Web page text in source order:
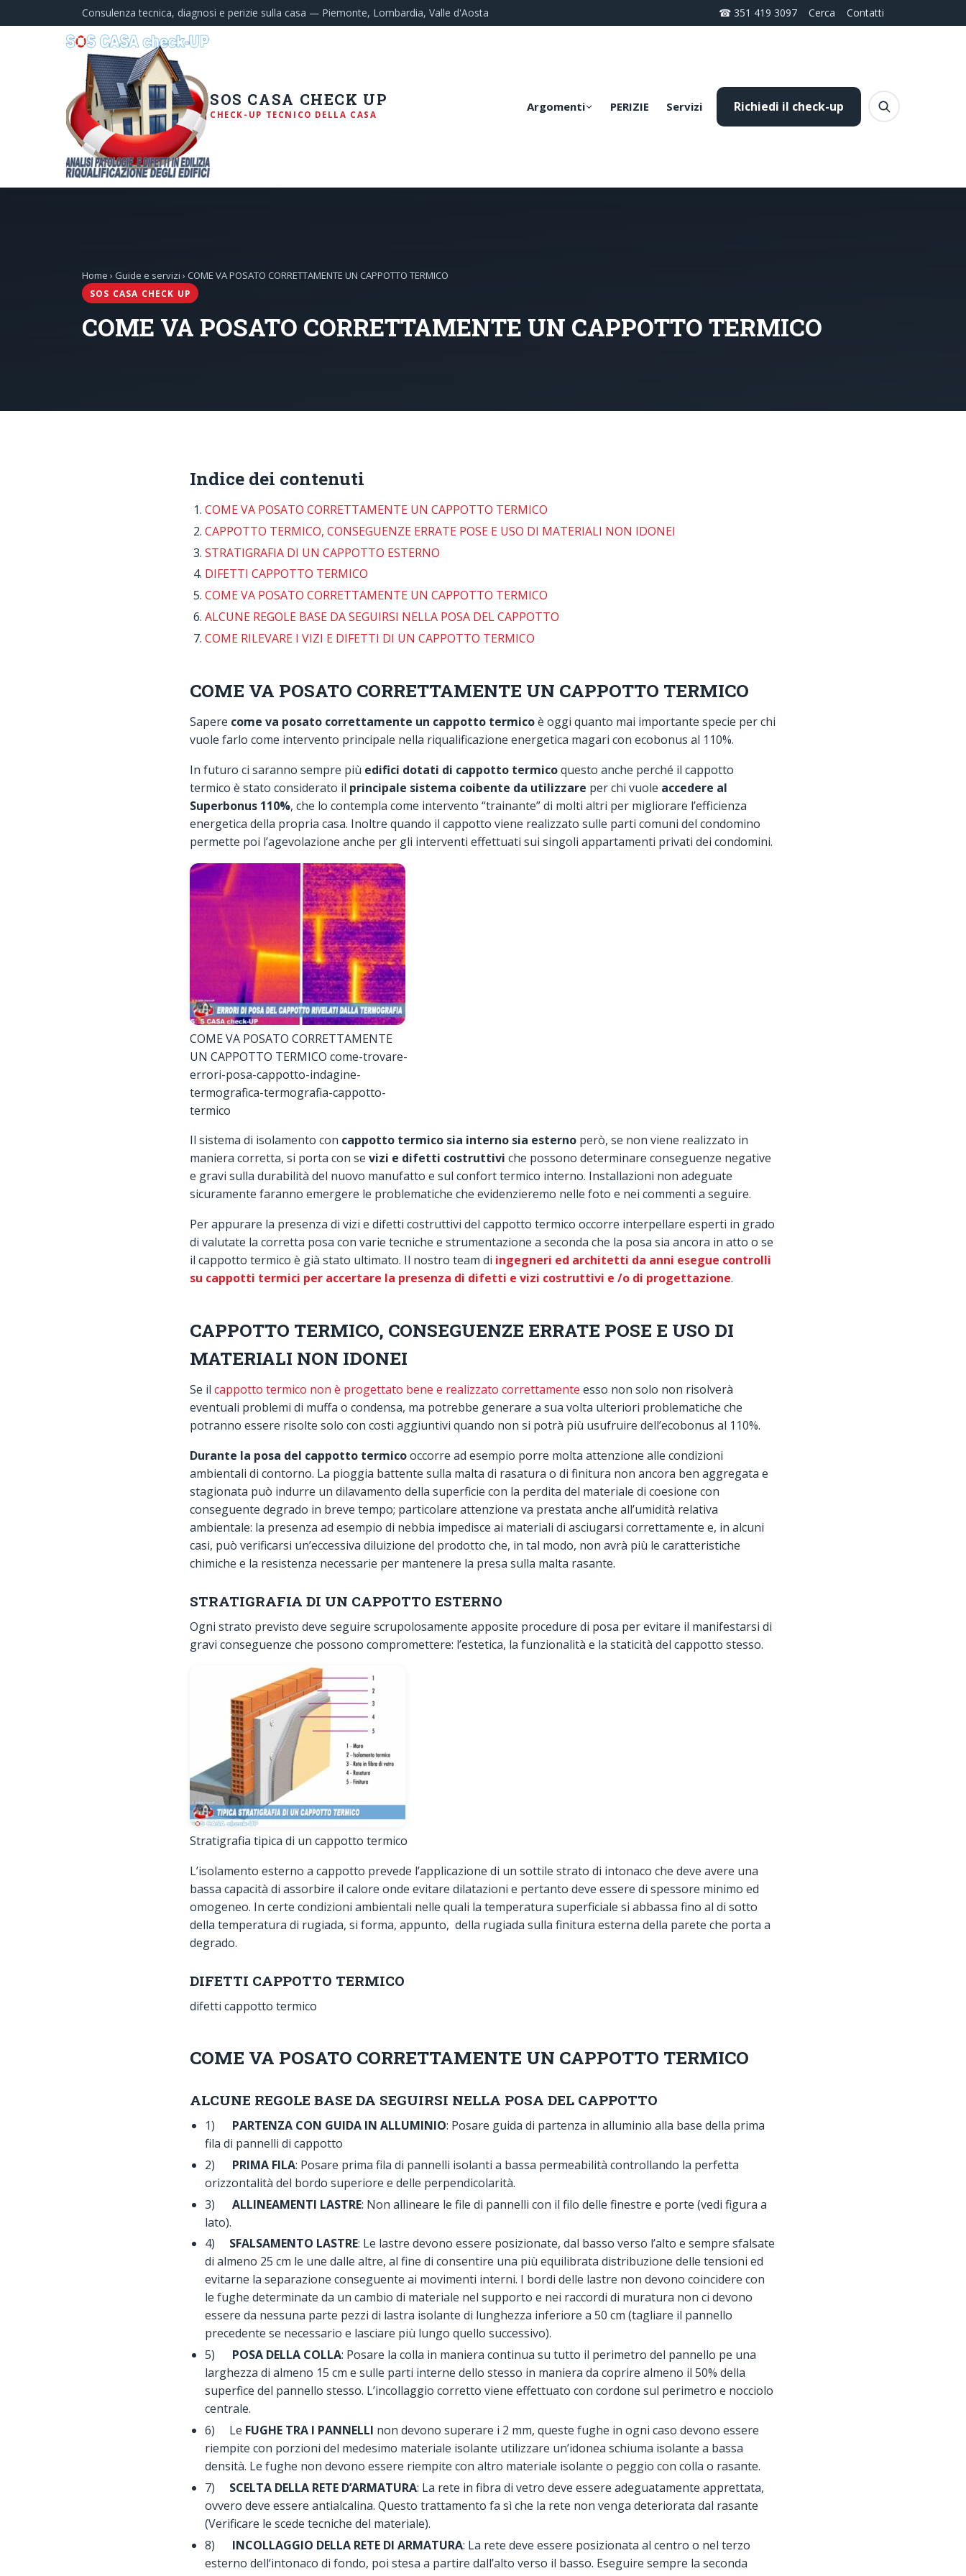
Consulenza tecnica, diagnosi e perizie sulla casa — Piemonte, Lombardia, Valle d'Aosta ☎ 351 419 3097 Cerca Contatti
SOS CASA CHECK UP
CHECK-UP TECNICO DELLA CASA
Argomenti PERIZIE Servizi Richiedi il check-up
Home › Guide e servizi › COME VA POSATO CORRETTAMENTE UN CAPPOTTO TERMICO
SOS CASA CHECK UP
COME VA POSATO CORRETTAMENTE UN CAPPOTTO TERMICO
Indice dei contenuti
COME VA POSATO CORRETTAMENTE UN CAPPOTTO TERMICO
CAPPOTTO TERMICO, CONSEGUENZE ERRATE POSE E USO DI MATERIALI NON IDONEI
STRATIGRAFIA DI UN CAPPOTTO ESTERNO
DIFETTI CAPPOTTO TERMICO
COME VA POSATO CORRETTAMENTE UN CAPPOTTO TERMICO
ALCUNE REGOLE BASE DA SEGUIRSI NELLA POSA DEL CAPPOTTO
COME RILEVARE I VIZI E DIFETTI DI UN CAPPOTTO TERMICO
COME VA POSATO CORRETTAMENTE UN CAPPOTTO TERMICO
Sapere come va posato correttamente un cappotto termicoè oggi quanto mai importante specie per chi
vuole farlo come intervento principale nella riqualificazione energetica magari con ecobonus al 110%.
In futuro ci saranno sempre più edifici dotati di cappotto termicoquesto anche perché il cappotto
termico è stato considerato il principale sistema coibente da utilizzare per chi vuole accedere al
Superbonus 110%, che lo contempla come intervento “trainante” di molti altri per migliorare l’efficienza
energetica della propria casa. Inoltre quando il cappotto viene realizzato sulle parti comuni del condomino
permette poi l’agevolazione anche per gli interventi effettuati sui singoli appartamenti privati dei condomini.
COME VA POSATO CORRETTAMENTE
UN CAPPOTTO TERMICO come-trovare-
errori-posa-cappotto-indagine-
termografica-termografia-cappotto-
termico
Il sistema di isolamento con cappotto termico sia interno sia esterno però, se non viene realizzato in
maniera corretta, si porta con se vizi e difetti costruttivi che possono determinare conseguenze negative
e gravi sulla durabilità del nuovo manufatto e sul confort termico interno. Installazioni non adeguate
sicuramente faranno emergere le problematiche che evidenzieremo nelle foto e nei commenti a seguire.
Per appurare la presenza di vizi e difetti costruttivi del cappotto termico occorre interpellare esperti in grado
di valutate la corretta posa con varie tecniche e strumentazione a seconda che la posa sia ancora in atto o se
il cappotto termico è già stato ultimato. Il nostro team di ingegneri ed architetti da anni esegue controlli
su cappotti termici per accertare la presenza di difetti e vizi costruttivi e /o di progettazione.
CAPPOTTO TERMICO, CONSEGUENZE ERRATE POSE E USO DI
MATERIALI NON IDONEI
Se il cappotto termico non è progettato bene e realizzato correttamente esso non solo non risolverà
eventuali problemi di muffa o condensa, ma potrebbe generare a sua volta ulteriori problematiche che
potranno essere risolte solo con costi aggiuntivi quando non si potrà più usufruire dell’ecobonus al 110%.
Durante la posa del cappotto termicooccorre ad esempio porre molta attenzione alle condizioni
ambientali di contorno. La pioggia battente sulla malta di rasatura o di finitura non ancora ben aggregata e
stagionata può indurre un dilavamento della superficie con la perdita del materiale di coesione con
conseguente degrado in breve tempo; particolare attenzione va prestata anche all’umidità relativa
ambientale: la presenza ad esempio di nebbia impedisce ai materiali di asciugarsi correttamente e, in alcuni
casi, può verificarsi un’eccessiva diluizione del prodotto che, in tal modo, non avrà più le caratteristiche
chimiche e la resistenza necessarie per mantenere la presa sulla malta rasante.
STRATIGRAFIA DI UN CAPPOTTO ESTERNO
Ogni strato previsto deve seguire scrupolosamente apposite procedure di posa per evitare il manifestarsi di
gravi conseguenze che possono compromettere: l’estetica, la funzionalità e la staticità del cappotto stesso.
Stratigrafia tipica di un cappotto termico
L’isolamento esterno a cappotto prevede l’applicazione di un sottile strato di intonaco che deve avere una
bassa capacità di assorbire il calore onde evitare dilatazioni e pertanto deve essere di spessore minimo ed
omogeneo. In certe condizioni ambientali nelle quali la temperatura superficiale si abbassa fino al di sotto
della temperatura di rugiada, si forma, appunto, della rugiada sulla finitura esterna della parete che porta a
degrado.
DIFETTI CAPPOTTO TERMICO
difetti cappotto termico
COME VA POSATO CORRETTAMENTE UN CAPPOTTO TERMICO
ALCUNE REGOLE BASE DA SEGUIRSI NELLA POSA DEL CAPPOTTO
1) PARTENZA CON GUIDA IN ALLUMINIO: Posare guida di partenza in alluminio alla base della prima
fila di pannelli di cappotto
2) PRIMA FILA: Posare prima fila di pannelli isolanti a bassa permeabilità controllando la perfetta
orizzontalità del bordo superiore e delle perpendicolarità.
3) ALLINEAMENTI LASTRE: Non allineare le file di pannelli con il filo delle finestre e porte (vedi figura a
lato).
4) SFALSAMENTO LASTRE: Le lastre devono essere posizionate, dal basso verso l’alto e sempre sfalsate
di almeno 25 cm le une dalle altre, al fine di consentire una più equilibrata distribuzione delle tensioni ed
evitarne la separazione conseguente ai movimenti interni. I bordi delle lastre non devono coincidere con
le fughe determinate da un cambio di materiale nel supporto e nei raccordi di muratura non ci devono
essere da nessuna parte pezzi di lastra isolante di lunghezza inferiore a 50 cm (tagliare il pannello
precedente se necessario e lasciare più lungo quello successivo).
5) POSA DELLA COLLA: Posare la colla in maniera continua su tutto il perimetro del pannello pe una
larghezza di almeno 15 cm e sulle parti interne dello stesso in maniera da coprire almeno il 50% della
superfice del pannello stesso. L’incollaggio corretto viene effettuato con cordone sul perimetro e nocciolo
centrale.
6) Le FUGHE TRA I PANNELLI non devono superare i 2 mm, queste fughe in ogni caso devono essere
riempite con porzioni del medesimo materiale isolante utilizzare un’idonea schiuma isolante a bassa
densità. Le fughe non devono essere riempite con altro materiale isolante o peggio con colla o rasante.
7) SCELTA DELLA RETE D’ARMATURA: La rete in fibra di vetro deve essere adeguatamente apprettata,
ovvero deve essere antialcalina. Questo trattamento fa sì che la rete non venga deteriorata dal rasante
(Verificare le scede tecniche del materiale).
8)
INCOLLAGGIO DELLA RETE DI ARMATURA: La rete deve essere posizionata al centro o nel terzo
esterno dell‘intonaco di fondo, poi stesa a partire dall’alto verso il basso. Eseguire sempre la seconda